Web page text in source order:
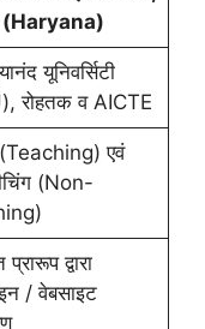
(Haryana)
यूनिवर्सिटी
रोहतक व AICTE
(Teaching) एवं
(Non-
प्रारूप द्वारा
/ वेबसाइट